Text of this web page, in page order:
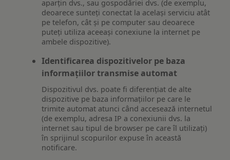
aparțin dvs., sau gospodăriei dvs. (de exemplu,
deoarece sunteți conectat la același serviciu atât
pe telefon, cât și pe computer sau deoarece
puteți utiliza aceeași conexiune la internet pe
ambele dispozitive).
Identificarea dispozitivelor pe baza
informațiilor transmise automat
Dispozitivul dvs. poate fi diferențiat de alte
dispozitive pe baza informațiilor pe care le
trimite automat atunci când accesează internetul
(de exemplu, adresa IP a conexiunii dvs. la
internet sau tipul de browser pe care îl utilizați)
în sprijinul scopurilor expuse în această
notificare.